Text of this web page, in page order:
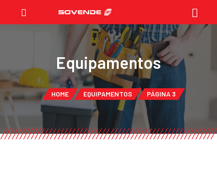
Equipamentos
HOME EQUIPAMENTOS PÁGINA 3